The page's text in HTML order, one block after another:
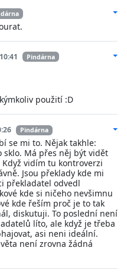
Pindárna
použití :D
Pindárna
se mi to. Nějak takhle:
sklo. Má přes něj být vidět
vidím tu kontroverzi
Jsou překlady kde mi
překladatel odvedl
kde si ničeho nevšimnu
kde řeším proč je to tak
diskutuji. To poslední není
líto, ale když je třeba
asi neni ideální.
není zrovna žádná